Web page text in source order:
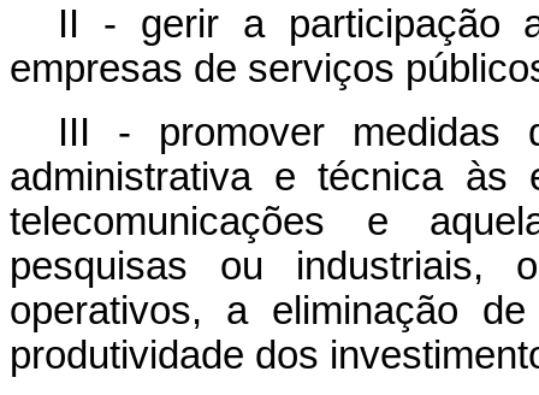
II - gerir a participação
empresas de serviços
III - promover medidas
administrativa e técnica às
telecomunicações e
pesquisas ou industriais,
operativos, a eliminação
produtividade dos